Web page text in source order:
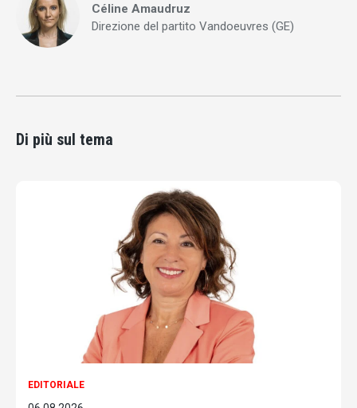
Céline Amaudruz
Direzione del partito Vandoeuvres (GE)
Di più sul tema
EDITORIALE